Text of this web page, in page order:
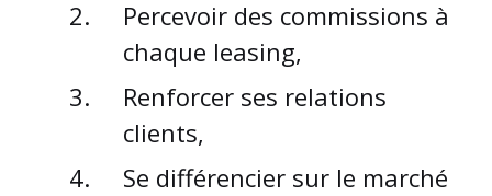
Percevoir des commissions à
chaque leasing,
Renforcer ses relations
clients,
Se différencier sur le marché